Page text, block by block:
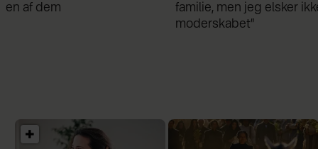
en af dem
familie, men jeg elsker
moderskabet”